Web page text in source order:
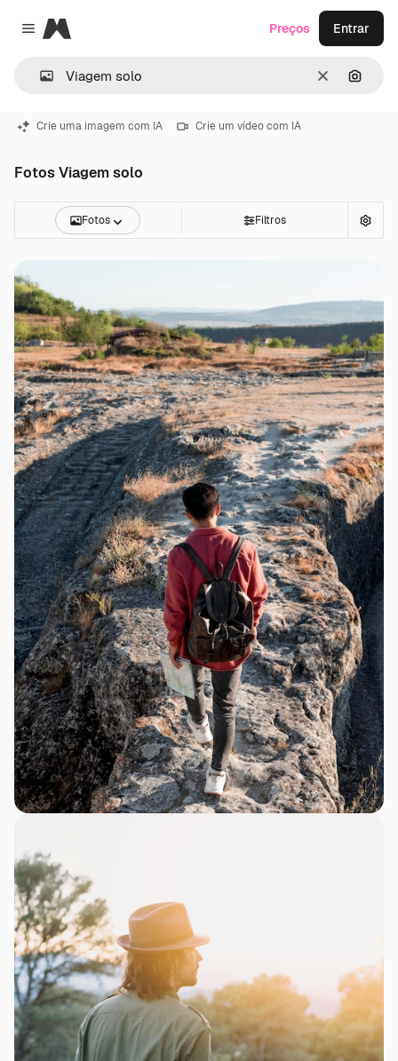
Close menu
Magnific
Limpar
Preços Entrar
Crie uma imagem com IA Crie um vídeo com IA
Fotos Viagem solo
Fotos Filtros